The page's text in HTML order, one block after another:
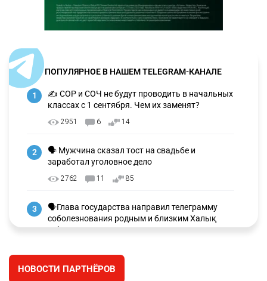
ПОПУЛЯРНОЕ В НАШЕМ TELEGRAM-КАНАЛЕ
1
✍️ СОР и СОЧ не будут проводить в начальных
классах с 1 сентября. Чем их заменят?
2951 6 14
2
🗣 Мужчина сказал тост на свадьбе и
заработал уголовное дело
2762 11 85
3
🗣Глава государства направил телеграмму
соболезнования родным и близким Халық
қаһарманы Ивана Гапича
🇫🇷 Клуб ПСЖ объявил об открытии своей
НОВОСТИ ПАРТНЁРОВ